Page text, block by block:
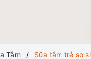
Tắm Sữa tắm trẻ sơ